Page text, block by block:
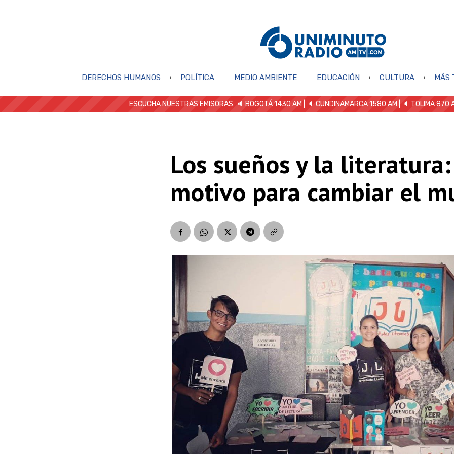
DERECHOS HUMANOS POLÍTICA MEDIO AMBIENTE EDUCACIÓN CULTURA MÁS
ESCUCHA NUESTRAS EMISORAS: 🔈 BOGOTÁ 1430 AM | 🔈 CUNDINAMARCA 1580 AM | 🔈 TOLIMA 870
Los sueños y la
motivo para cambiar el